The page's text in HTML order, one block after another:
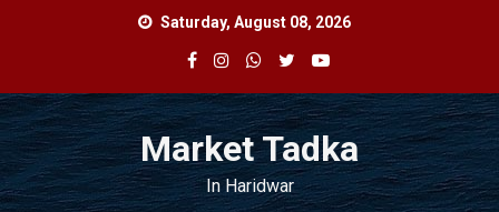
Saturday, August 08, 2026
Market Tadka
In Haridwar